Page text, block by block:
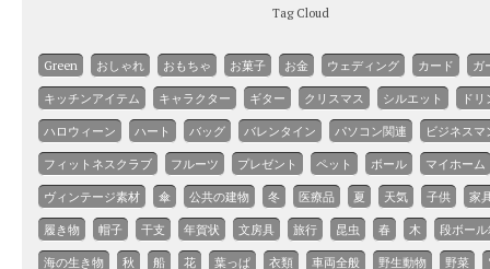
Tag Cloud
Green おしゃれ おもちゃ お菓子 お金 ウェディング カード ガ
キッチンアイテム キャラクター ギター クリスマス シルエット ド
ハロウィーン ハート バッグ バレンタイン パソコン関連 ビジネスマ
フィットネスクラブ フルーツ プレゼント ペット ボール マイホーム
ヴィンテージ素材 傘 公共の建物 冬 医療品 夏 天気 子供 家
履き物 帽子 干支 年賀状 文房具 旅行 昆虫 春 木 段ボー
海の生き物 秋 船 花 葉っぱ 衣類 車両全般 野生動物 野菜